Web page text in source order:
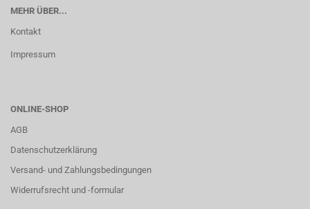
MEHR ÜBER...
Kontakt
Impressum
ONLINE-SHOP
AGB
Datenschutzerklärung
Versand- und Zahlungsbedingungen
Widerrufsrecht und -formular